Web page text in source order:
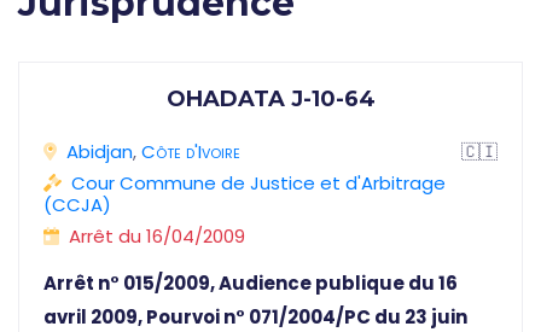
OHADATA J-10-64
Abidjan,Côte d'Ivoire
🇨🇮
Cour Commune de Justice et d'Arbitrage
(CCJA)
Arrêt du 16/04/2009
Arrêt n° 015/2009, Audience publique du 16
avril 2009, Pourvoi n° 071/2004/PC du 23 juin